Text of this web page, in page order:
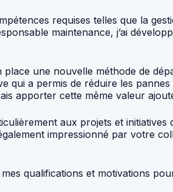
requises telles que la
maintenance, j’ai
une nouvelle méthode de
qui a permis de réduire les
apporter cette même valeur
aux projets et
impressionné par votre
qualifications et motivations